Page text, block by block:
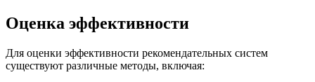
Оценка эффективности
Для оценки эффективности рекомендательных систем
существуют различные методы, включая: